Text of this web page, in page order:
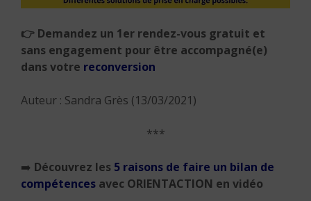
👉 Demandez un 1er rendez-vous gratuit et
sans engagement pour être accompagné(e)
dans votre reconversion
Auteur : Sandra Grès (13/03/2021)
***
➡️ Découvrez les 5 raisons de faire un bilan de
compétences avec ORIENTACTION en vidéo